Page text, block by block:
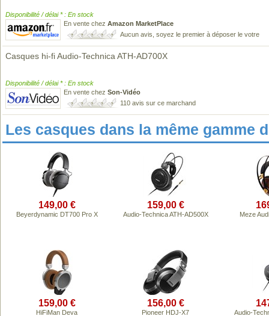
Disponibilité / délai * : En stock
En vente chez Amazon MarketPlace
Aucun avis, soyez le premier à déposer le votre
Casques hi-fi Audio-Technica ATH-AD700X
Disponibilité / délai * : En stock
En vente chez Son-Vidéo
110 avis sur ce marchand
Les casques dans la même gamme
149,00 €
Beyerdynamic DT700 Pro X
159,00 €
Audio-Technica ATH-AD500X Meze
159,00 €
HiFiMan Deva
156,00 €
Pioneer HDJ-X7 Audio-